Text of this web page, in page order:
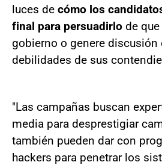
luces de cómo los
final para persuadirlo de
gobierno o genere discusión
debilidades de sus
"Las campañas buscan
media para desprestigiar
también pueden dar con
hackers para penetrar los